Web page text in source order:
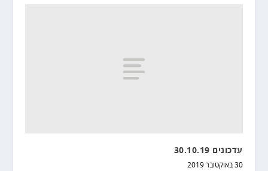
עדכונים 30.10.19
30 באוקטובר 2019